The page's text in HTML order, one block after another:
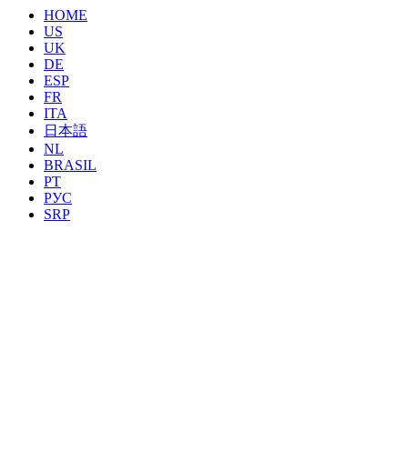
HOME
US
UK
DE
ESP
FR
ITA
日本語
NL
BRASIL
PT
РУС
SRP